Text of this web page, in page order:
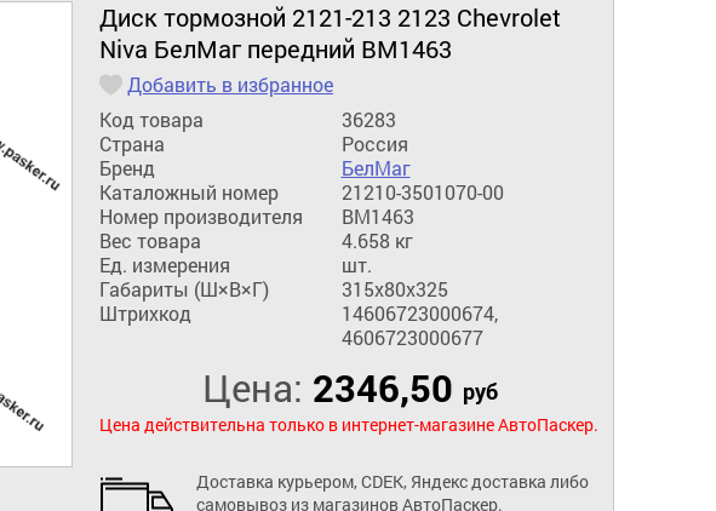
Диск тормозной 2121-213 2123 Chevrolet
Niva БелМаг передний BM1463
Добавить в избранное
Код товара
36283
Страна
Россия
Бренд
БелМаг
Каталожный номер
21210-3501070-00
Номер производителя
BM1463
Вес товара
4.658 кг
Ед. измерения
шт.
Габариты (Ш×В×Г)
315x80x325
Штрихкод
14606723000674,
4606723000677
Цена: 2346,50 руб
Цена действительна только в интернет-магазине АвтоПаскер.
Доставка курьером, CDEK, Яндекс доставка либо
самовывоз из магазинов АвтоПаскер.